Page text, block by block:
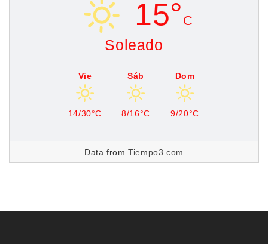
15° C
Soleado
Vie
14/30°C
Sáb
8/16°C
Dom
9/20°C
Data fromTiempo3.com